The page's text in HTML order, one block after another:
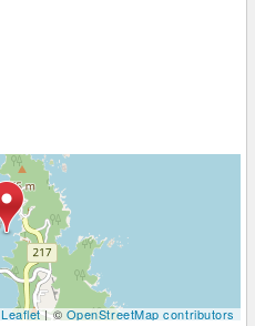
Leaflet| ©OpenStreetMap contributors